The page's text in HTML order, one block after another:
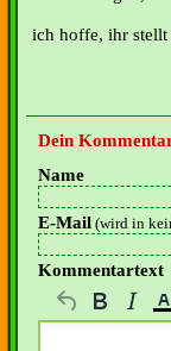
ich hoffe, ihr stellt
Dein
Name
E-Mail (wird in
Kommentartext